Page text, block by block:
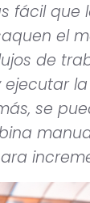
fácil que
el
de
ejecutar
se